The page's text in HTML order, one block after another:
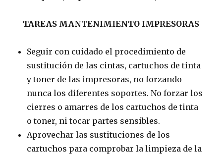
TAREAS MANTENIMIENTO IMPRESORAS
Seguir con cuidado el procedimiento de
sustitución de las cintas, cartuchos de tinta
y toner de las impresoras, no forzando
nunca los diferentes soportes. No forzar los
cierres o amarres de los cartuchos de tinta
o toner, ni tocar partes sensibles.
Aprovechar las sustituciones de los
cartuchos para comprobar la limpieza de la